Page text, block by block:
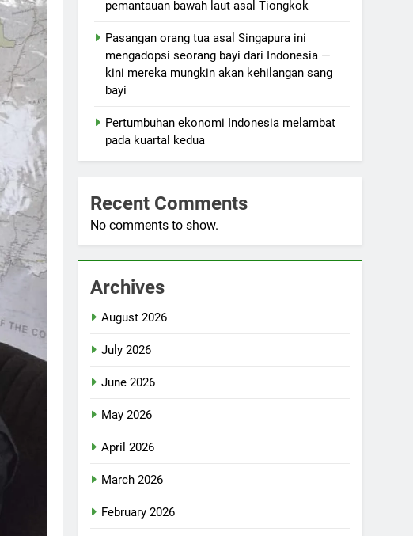
pemantauan bawah laut asal Tiongkok
Pasangan orang tua asal Singapura ini
mengadopsi seorang bayi dari Indonesia —
kini mereka mungkin akan kehilangan sang
bayi
Pertumbuhan ekonomi Indonesia melambat
pada kuartal kedua
Recent Comments
No comments to show.
Archives
August 2026
July 2026
June 2026
May 2026
April 2026
March 2026
February 2026